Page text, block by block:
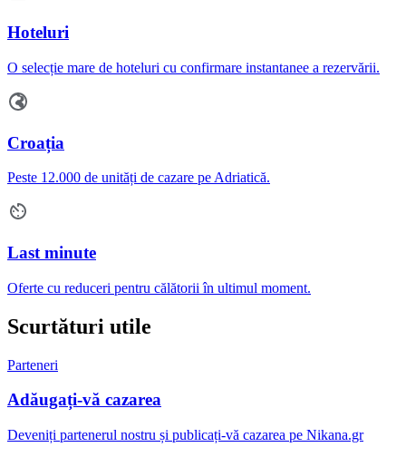
Hoteluri
O selecție mare de hoteluri cu confirmare instantanee a rezervării.
Croația
Peste 12.000 de unități de cazare pe Adriatică.
Last minute
Oferte cu reduceri pentru călătorii în ultimul moment.
Scurtături utile
Parteneri
Adăugați-vă cazarea
Deveniți partenerul nostru și publicați-vă cazarea pe Nikana.gr